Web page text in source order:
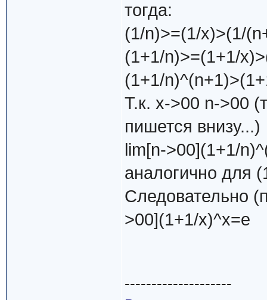
тогда:
(1/n)>=(1/x)>(1/
(1+1/n)>=(1+1/
(1+1/
Т.к. х->00 n->00
пишется внизу...)
lim[n->00](1+1/
аналогично для
Следовательно
>00](1+1/x)^x=e
--------------------